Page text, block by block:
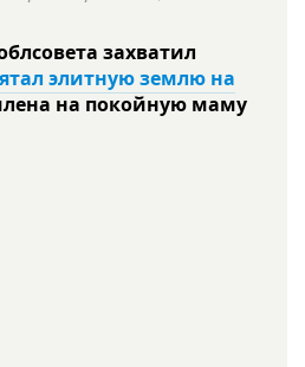
захватил
элитную землю на
на покойную маму